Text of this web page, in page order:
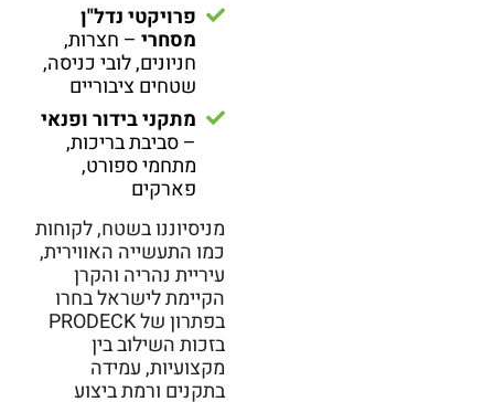
פרויקטי נדל"ן
מסחרי– חצרות,
חניונים, לובי כניסה,
שטחים ציבוריים
מתקני בידור ופנאי
– סביבת בריכות,
מתחמי ספורט,
פארקים
מניסיוננו בשטח, לקוחות
כמו התעשייה האווירית,
עיריית נהריה והקרן
הקיימת לישראל בחרו
בפתרון של PRODECK
בזכות השילוב בין
מקצועיות, עמידה
בתקנים ורמת ביצוע